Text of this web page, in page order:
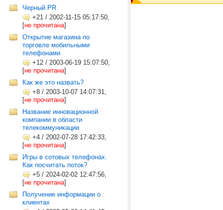
Черный PR
+21 / 2002-11-15 05:17:50,
[не прочитана]
Открытие магазина по
торговле мобильными
телефонами
+12 / 2003-06-19 15:07:50,
[не прочитана]
Как же это назвать?
+8 / 2003-10-07 14:07:31,
[не прочитана]
Название инновационной
компании в области
телекоммуникации
+4 / 2002-07-28 17:42:33,
[не прочитана]
Игры в сотовых телефонах.
Как посчитать поток?
+5 / 2024-02-02 12:47:56,
[не прочитана]
Получение информации о
клиентах